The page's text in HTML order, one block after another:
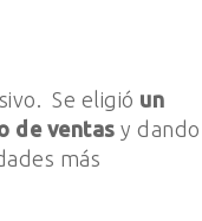
Se eligió un
de ventas y dando
más